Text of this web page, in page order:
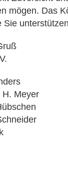
mögen. Das
Sie
H. Meyer